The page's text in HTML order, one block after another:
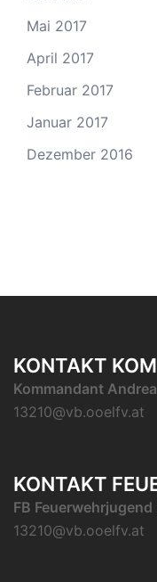
Mai 2017
April 2017
Februar 2017
Januar 2017
Dezember 2016
KONTAKT
Kommandant
13210@vb.ooelfv.at
KONTAKT
FB
13210@vb.ooelfv.at